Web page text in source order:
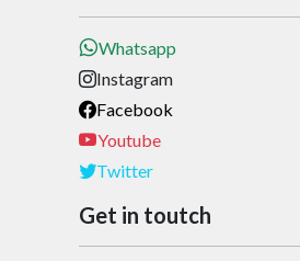
Whatsapp
Instagram
Facebook
Youtube
Twitter
Get in toutch